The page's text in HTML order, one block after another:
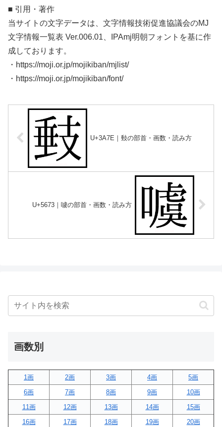
■ 引用・著作
当サイトの文字データは、文字情報技術促進協議会のMJ
文字情報一覧表 Ver.006.01、IPAmj明朝フォントを基に作
成しております。
・https://moji.or.jp/mojikiban/mjlist/
・https://moji.or.jp/mojikiban/font/
U+3A7E｜㩾の部首・画数・読み方
U+5673｜噳の部首・画数・読み方
画数別
1画 2画 3画 4画
5画
6画
7画 8画 9画
10画
11画
12画 13画 14画
15画
16画
17画 18画 19画
20画